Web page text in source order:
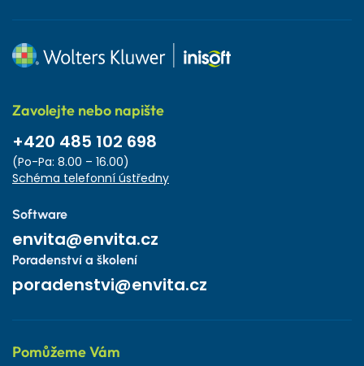
Zavolejte nebo napište
+420 485 102 698
(Po-Pa: 8.00 – 16.00)
Schéma telefonní ústředny
Software
envita@envita.cz
Poradenství a školení
poradenstvi@envita.cz
Pomůžeme Vám